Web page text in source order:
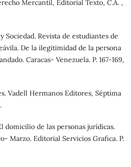
Mercantil, Editorial Texto, C.A. ,
Sociedad. Revista de estudiantes de
De la ilegitimidad de la persona
Caracas- Venezuela. P. 167-169,
Vadell Hermanos Editores, Séptima
domicilio de las personas jurídicas.
Marzo. Editorial Servicios Grafica. P.